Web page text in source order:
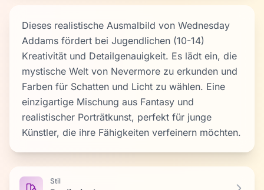
Dieses realistische Ausmalbild von Wednesday
Addams fördert bei Jugendlichen (10-14)
Kreativität und Detailgenauigkeit. Es lädt ein, die
mystische Welt von Nevermore zu erkunden und
Farben für Schatten und Licht zu wählen. Eine
einzigartige Mischung aus Fantasy und
realistischer Porträtkunst, perfekt für junge
Künstler, die ihre Fähigkeiten verfeinern möchten.
Stil